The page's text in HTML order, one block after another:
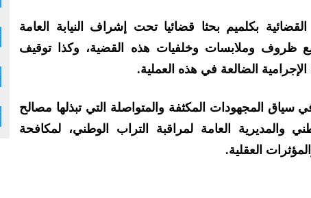
بكلميم بحثا قضائيا تحت إشراف النيابة العامة
ظروف وملابسات وخلفيات هذه القضية، وكذا توقيف
الضالعة في هذه العملية.
سياق المجهودات المكثفة والمتواصلة التي تبذلها مصالح
والمديرية العامة لمراقبة التراب الوطني، لمكافحة
العقلية.